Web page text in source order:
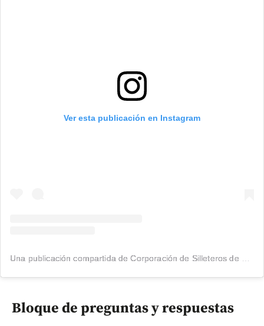
Ver esta publicación en Instagram
Bloque de preguntas y respuestas